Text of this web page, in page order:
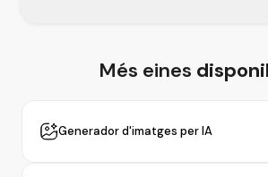
Més eines
Generador d'imatges per IA